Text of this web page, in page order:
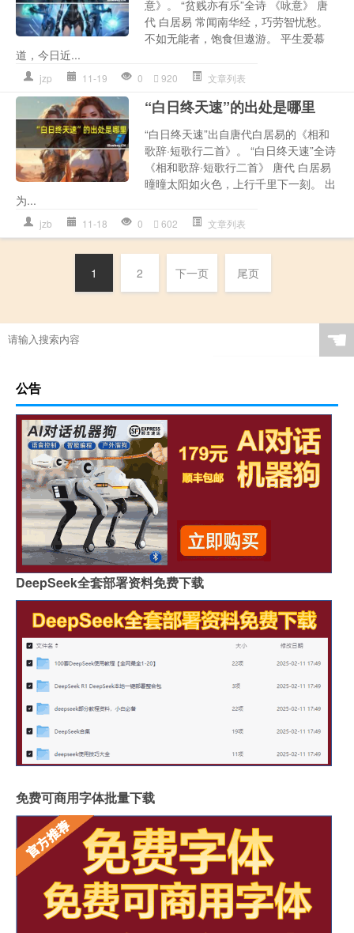
意》。 “贫贱亦有乐”全诗 《咏意》 唐
代 白居易 常闻南华经，巧劳智忧愁。
不如无能者，饱食但遨游。 平生爱慕
道，今日近...
jzp 11-19 0 920 文章列表
“白日终天速”的出处是哪里
“白日终天速”出自唐代白居易的《相和
歌辞·短歌行二首》。 “白日终天速”全诗
《相和歌辞·短歌行二首》 唐代 白居易
曈曈太阳如火色，上行千里下一刻。 出
为...
jzb 11-18 0 602 文章列表
1 2 下一页 尾页
☚
公告
DeepSeek全套部署资料免费下载
免费可商用字体批量下载